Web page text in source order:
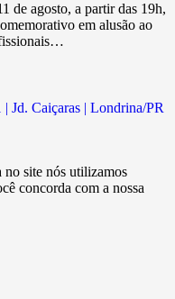
de agosto, a partir das 19h,
em alusão ao
Jd. Caiçaras | Londrina/PR
no site nós utilizamos
concorda com a nossa